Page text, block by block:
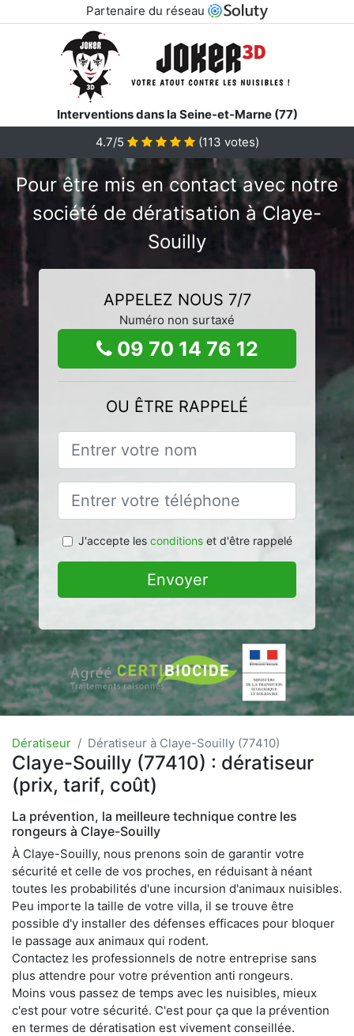
Partenaire du réseau
Interventions dans la Seine-et-Marne (77)
4.7/5
(113 votes)
Pour être mis en contact avec notre
société de dératisation à Claye-
Souilly
APPELEZ NOUS 7/7
Numéro non surtaxé
09 70 14 76 12
OU ÊTRE RAPPELÉ
J'accepte les conditionset d'être rappelé
Envoyer
Dératiseur Dératiseur à Claye-Souilly (77410)
Claye-Souilly (77410) : dératiseur
(prix, tarif, coût)
La prévention, la meilleure technique contre les
rongeurs à Claye-Souilly
À Claye-Souilly, nous prenons soin de garantir votre
sécurité et celle de vos proches, en réduisant à néant
toutes les probabilités d'une incursion d'animaux nuisibles.
Peu importe la taille de votre villa, il se trouve être
possible d'y installer des défenses efficaces pour bloquer
le passage aux animaux qui rodent.
Contactez les professionnels de notre entreprise sans
plus attendre pour votre prévention anti rongeurs.
Moins vous passez de temps avec les nuisibles, mieux
c'est pour votre sécurité. C'est pour ça que la prévention
en termes de dératisation est vivement conseillée.